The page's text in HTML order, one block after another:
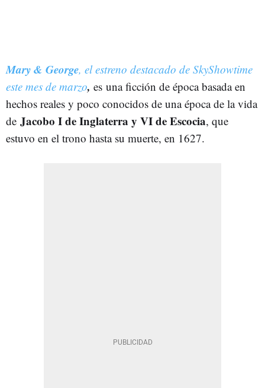
Mary & George, el estreno destacado de SkyShowtime
este mes de marzo, es una ficción de época basada en
hechos reales y poco conocidos de una época de la vida
de Jacobo I de Inglaterra y VI de Escocia, que
estuvo en el trono hasta su muerte, en 1627.